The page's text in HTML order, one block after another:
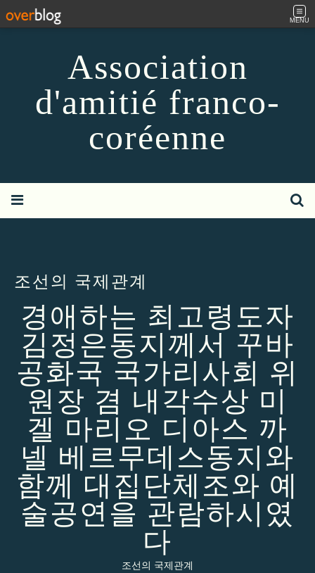
MENU
Association
d'amitié franco-
coréenne
조선의 국제관계
경애하는 최고령도자
김정은동지께서 꾸바
공화국 국가리사회 위
원장 겸 내각수상 미
겔 마리오 디아스 까
넬 베르무데스동지와
함께 대집단체조와 예
술공연을 관람하시였
다
조선의 국제관계